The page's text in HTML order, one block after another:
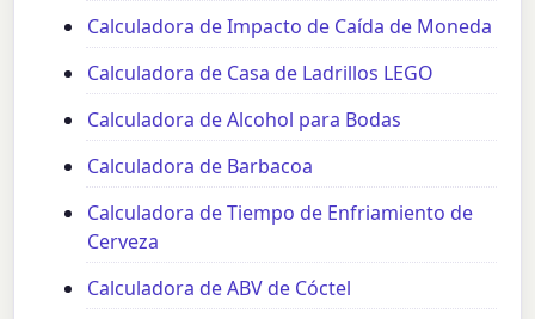
Calculadora de Impacto de Caída de Moneda
Calculadora de Casa de Ladrillos LEGO
Calculadora de Alcohol para Bodas
Calculadora de Barbacoa
Calculadora de Tiempo de Enfriamiento de
Cerveza
Calculadora de ABV de Cóctel